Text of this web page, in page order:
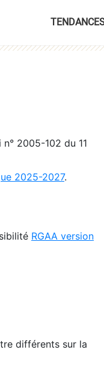
2005-102 du 11
2025-2027.
RGAA version
différents sur la